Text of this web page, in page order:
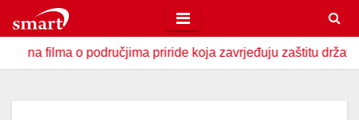
to
contento područjima priride koja zavrjeđuju zaštitu države U